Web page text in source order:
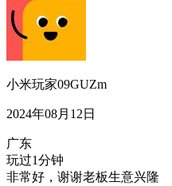
小米玩家09GUZm
2024年08月12日
广东
玩过1分钟
非常好，谢谢老板生意兴隆